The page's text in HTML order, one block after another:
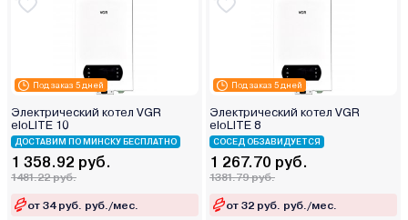
Под заказ 5 дней
Электрический котел VGR
eloLITE 10
ДОСТАВИМ ПО МИНСКУ БЕСПЛАТНО
1 358.92 руб.
1481.22 руб.
от 34 руб. руб./мес.
Под заказ 5 дней
Электрический котел VGR
eloLITE 8
СОСЕД ОБЗАВИДУЕТСЯ
1 267.70 руб.
1381.79 руб.
от 32 руб. руб./мес.